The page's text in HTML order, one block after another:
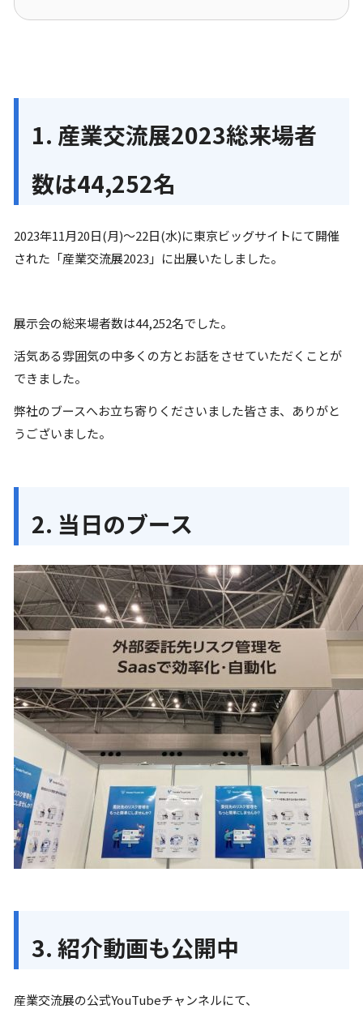
1. 産業交流展2023総来場者
数は44,252名
2023年11月20日(月)～22日(水)に東京ビッグサイトにて開催
された「産業交流展2023」に出展いたしました。
展示会の総来場者数は44,252名でした。
活気ある雰囲気の中多くの方とお話をさせていただくことが
できました。
弊社のブースへお立ち寄りくださいました皆さま、ありがと
うございました。
2. 当日のブース
3. 紹介動画も公開中
産業交流展の公式YouTubeチャンネルにて、